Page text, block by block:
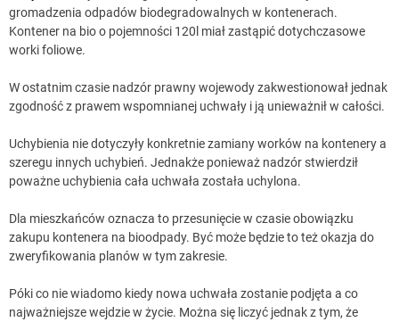
gromadzenia odpadów biodegradowalnych w kontenerach.
Kontener na bio o pojemności 120l miał zastąpić dotychczasowe
worki foliowe.
W ostatnim czasie nadzór prawny wojewody zakwestionował jednak
zgodność z prawem wspomnianej uchwały i ją unieważnił w całości.
Uchybienia nie dotyczyły konkretnie zamiany worków na kontenery a
szeregu innych uchybień. Jednakże ponieważ nadzór stwierdził
poważne uchybienia cała uchwała została uchylona.
Dla mieszkańców oznacza to przesunięcie w czasie obowiązku
zakupu kontenera na bioodpady. Być może będzie to też okazja do
zweryfikowania planów w tym zakresie.
Póki co nie wiadomo kiedy nowa uchwała zostanie podjęta a co
najważniejsze wejdzie w życie. Można się liczyć jednak z tym, że